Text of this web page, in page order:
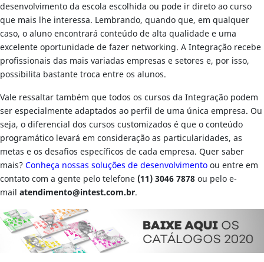
desenvolvimento da escola escolhida ou pode ir direto ao curso
que mais lhe interessa. Lembrando, quando que, em qualquer
caso, o aluno encontrará conteúdo de alta qualidade e uma
excelente oportunidade de fazer networking. A Integração recebe
profissionais das mais variadas empresas e setores e, por isso,
possibilita bastante troca entre os alunos.
Vale ressaltar também que todos os cursos da Integração podem
ser especialmente adaptados ao perfil de uma única empresa. Ou
seja, o diferencial dos cursos customizados é que o conteúdo
programático levará em consideração as particularidades, as
metas e os desafios específicos de cada empresa. Quer saber
mais?Conheça nossas soluções de desenvolvimentoou entre em
contato com a gente pelo telefone (11) 3046 7878ou pelo e-
mail atendimento@intest.com.br.